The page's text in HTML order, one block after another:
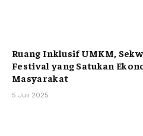
Ruang Inklusif UMKM,
Festival yang Satukan
Masyarakat
5 Juli 2025